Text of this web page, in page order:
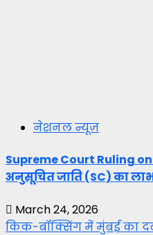
नेशनल न्यूज़
Supreme Court Ruling
अनुसूचित जाति (SC) का
March 24, 2026
किक-बॉक्सिंग में मुंबई का